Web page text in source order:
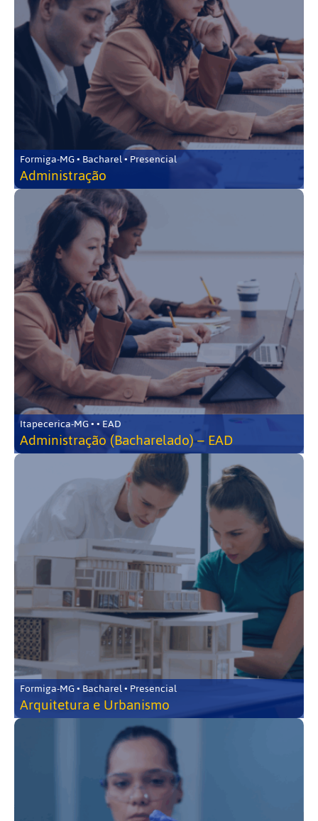
Formiga-MG • Bacharel • Presencial
Administração
Itapecerica-MG • • EAD
Administração (Bacharelado) – EAD
Formiga-MG • Bacharel • Presencial
Arquitetura e Urbanismo